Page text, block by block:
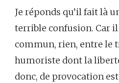
Je réponds qu’il fait là
terrible confusion. Car il
commun, rien, entre le
humoriste dont la
donc, de provocation